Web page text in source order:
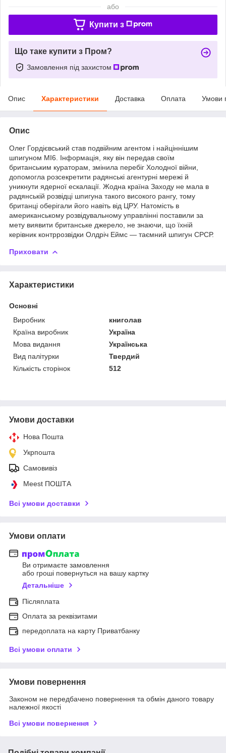
або
Купити з
Що таке купити з Пром?
Замовлення під захистом
Опис Характеристики Доставка Оплата Умови
Опис
Олег Гордієвський став подвійним агентом і найціннішим
шпигуном МІ6. Інформація, яку він передав своїм
британським кураторам, змінила перебіг Холодної війни,
допомогла розсекретити радянські агентурні мережі й
уникнути ядерної ескалації. Жодна країна Заходу не мала в
радянській розвідці шпигуна такого високого рангу, тому
британці оберігали його навіть від ЦРУ. Натомість в
американському розвідувальному управлінні поставили за
мету виявити британське джерело, не знаючи, що їхній
керівник контррозвідки Олдріч Еймс — таємний шпигун СРСР.
Приховати
Характеристики
Основні
Виробник
книголав
Країна виробник
Україна
Мова видання
Українська
Вид палітурки
Твердий
Кількість сторінок
512
Умови доставки
Нова Пошта
Укрпошта
Самовивіз
Meest ПОШТА
Всі умови доставки
Умови оплати
Ви отримаєте замовлення
або гроші повернуться на вашу картку
Детальніше
Післяплата
Оплата за реквізитами
передоплата на карту Приватбанку
Всі умови оплати
Умови повернення
Законом не передбачено повернення та обмін даного товару
належної якості
Всі умови повернення